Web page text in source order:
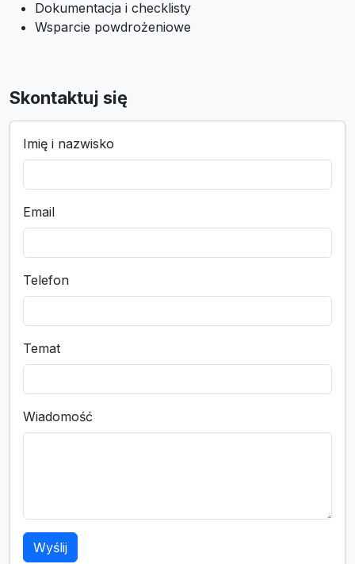
Dokumentacja i checklisty
Wsparcie powdrożeniowe
Skontaktuj się
Imię i nazwisko
Email
Telefon
Temat
Wiadomość
Wyślij